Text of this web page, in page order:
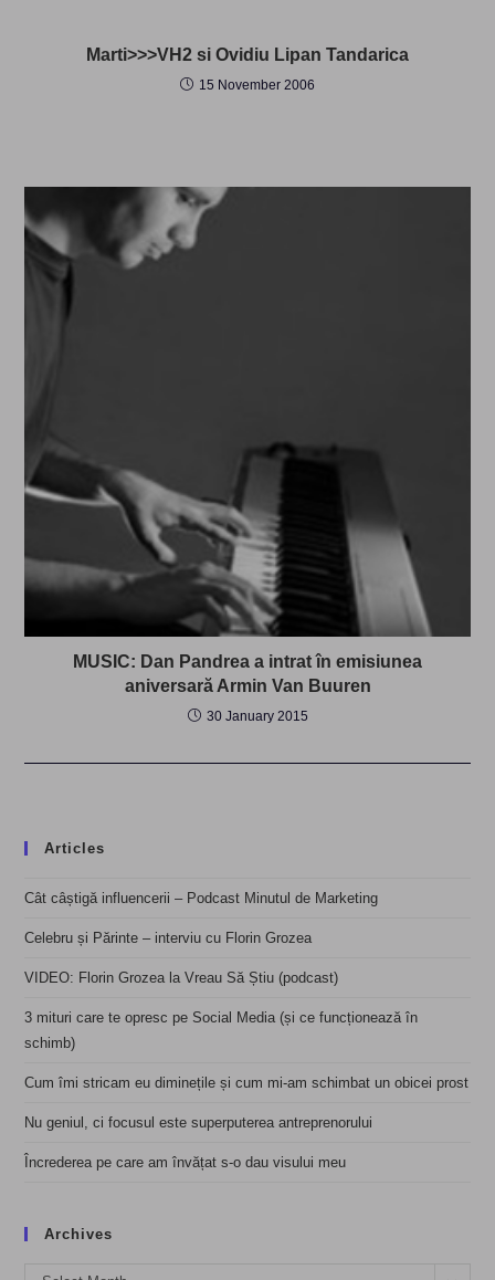
Marti>>>VH2 si Ovidiu Lipan Tandarica
15 November 2006
MUSIC: Dan Pandrea a intrat în emisiunea
aniversară Armin Van Buuren
30 January 2015
Articles
Cât câștigă influencerii – Podcast Minutul de Marketing
Celebru și Părinte – interviu cu Florin Grozea
VIDEO: Florin Grozea la Vreau Să Știu (podcast)
3 mituri care te opresc pe Social Media (și ce funcționează în
schimb)
Cum îmi stricam eu diminețile și cum mi-am schimbat un obicei prost
Nu geniul, ci focusul este superputerea antreprenorului
Încrederea pe care am învățat s-o dau visului meu
Archives
Archives